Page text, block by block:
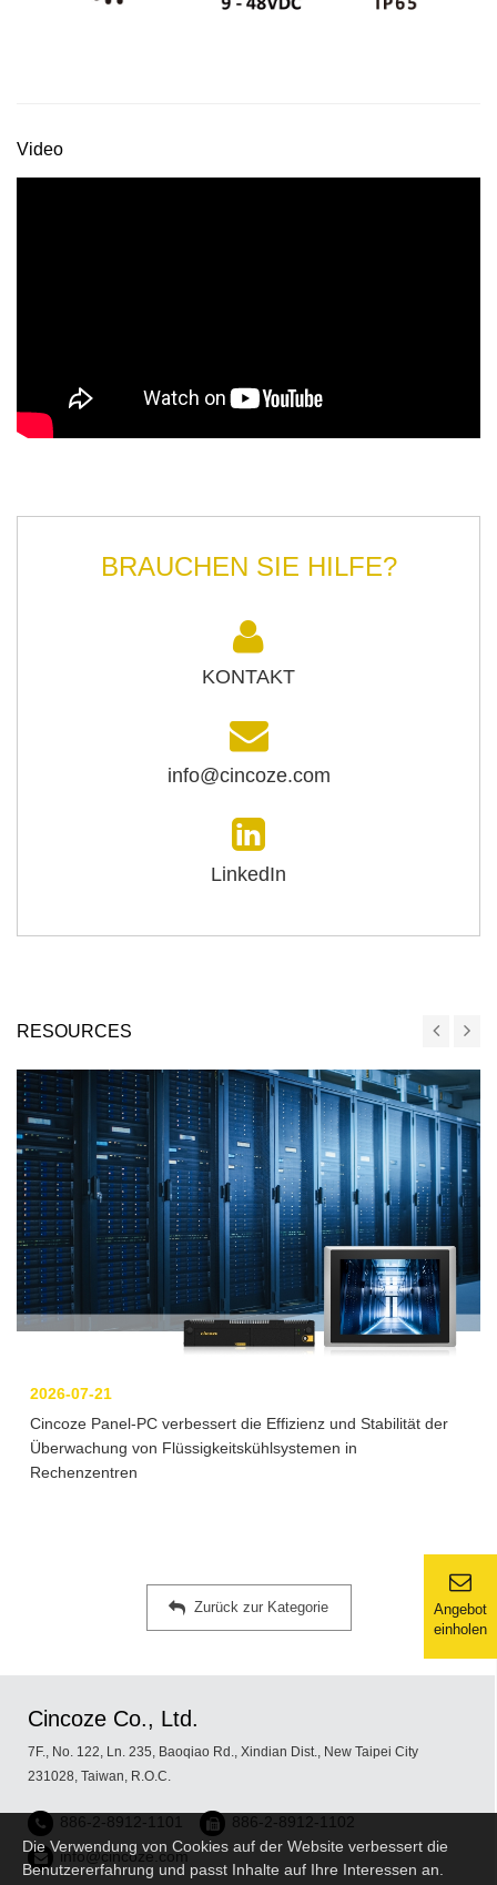
Die Verwendung von Cookies auf der Website verbessert die
Benutzererfahrung und passt Inhalte auf Ihre Interessen an.
Angebot
einholen
Video
BRAUCHEN SIE HILFE?
KONTAKT
info@cincoze.com
LinkedIn
RESOURCES
2026-07-21
Cincoze Panel-PC verbessert die Effizienz und Stabilität der
Überwachung von Flüssigkeitskühlsystemen in
Rechenzentren
Zurück zur Kategorie
Cincoze Co., Ltd.
7F., No. 122, Ln. 235, Baoqiao Rd., Xindian Dist., New Taipei City
231028, Taiwan, R.O.C.
886-2-8912-1101
886-2-8912-1102
info@cincoze.com